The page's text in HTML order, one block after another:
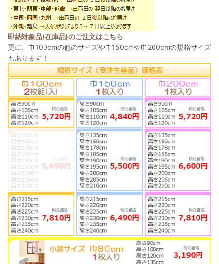
即納対象品(在庫品)のご注文はこちら
更に、巾100cmの他のサイズや巾150cmや巾200cmの規格サイズ
もあります！